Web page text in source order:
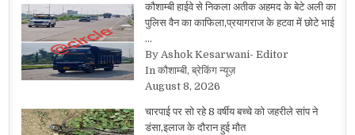
कौशाम्बी हाईवे से निकला अतीक अहमद के बेटे अली का
पुलिस वैन का काफिला,प्रयागराज के हटवा में छोटे भाई
…
By Ashok Kesarwani- Editor
In कौशाम्बी, ब्रेकिंग न्यूज़
August 8, 2026
चारपाई पर सो रहे 8 वर्षीय बच्चे को जहरीले सांप ने
डंसा,इलाज के दौरान हुई मौत